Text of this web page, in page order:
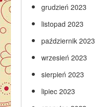
grudzień 2023
listopad 2023
październik 2023
wrzesień 2023
sierpień 2023
lipiec 2023